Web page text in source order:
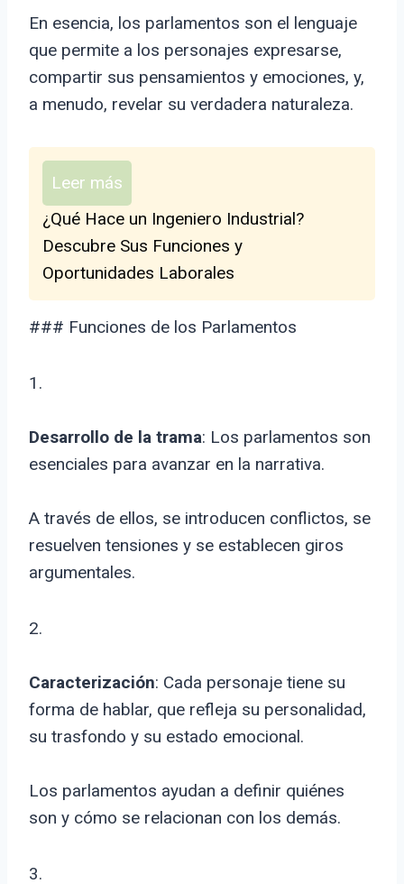
En esencia, los parlamentos son el lenguaje
que permite a los personajes expresarse,
compartir sus pensamientos y emociones, y,
a menudo, revelar su verdadera naturaleza.
Leer más
¿Qué Hace un Ingeniero Industrial?
Descubre Sus Funciones y
Oportunidades Laborales
### Funciones de los Parlamentos
1.
Desarrollo de la trama: Los parlamentos son
esenciales para avanzar en la narrativa.
A través de ellos, se introducen conflictos, se
resuelven tensiones y se establecen giros
argumentales.
2.
Caracterización: Cada personaje tiene su
forma de hablar, que refleja su personalidad,
su trasfondo y su estado emocional.
Los parlamentos ayudan a definir quiénes
son y cómo se relacionan con los demás.
3.